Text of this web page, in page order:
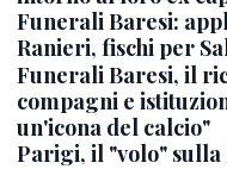
Funerali Baresi:
Ranieri, fischi per
Funerali Baresi, il
compagni e
un'icona del calcio"
Parigi, il "volo" sulla